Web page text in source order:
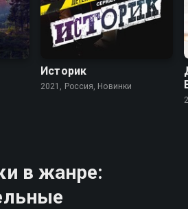
Историк
2021, Россия, Новинки
в жанре: